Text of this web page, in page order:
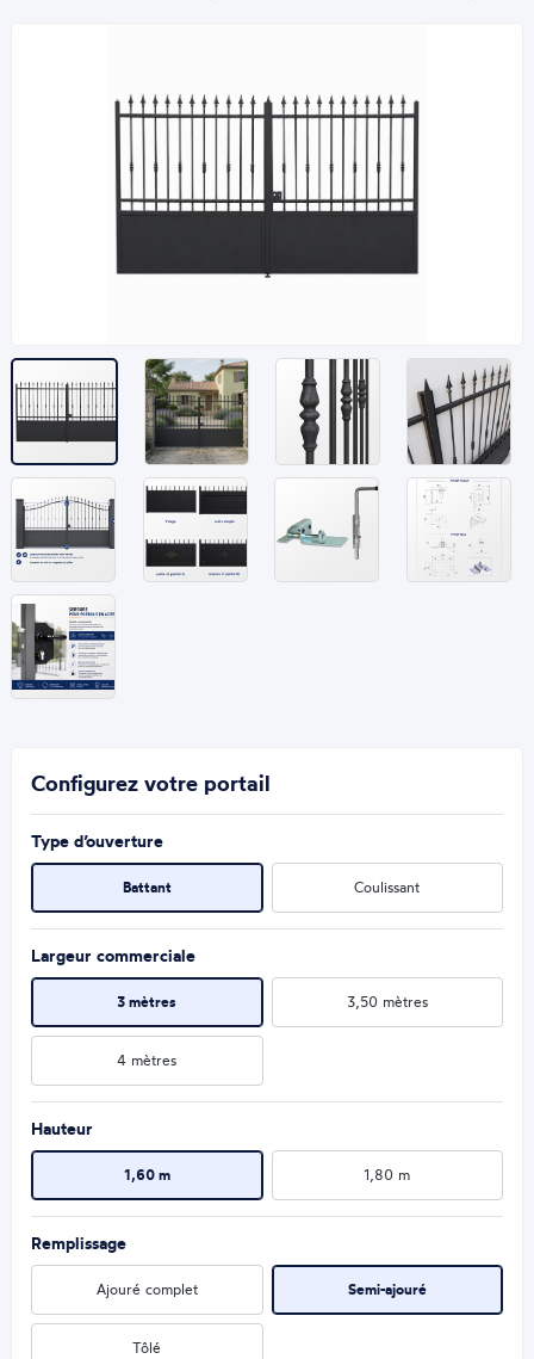
Configurez votre portail
Type d’ouverture
Battant Coulissant
Largeur commerciale
3 mètres 3,50 mètres
4 mètres
Hauteur
1,60 m 1,80 m
Remplissage
Ajouré complet Semi-ajouré
Tôlé